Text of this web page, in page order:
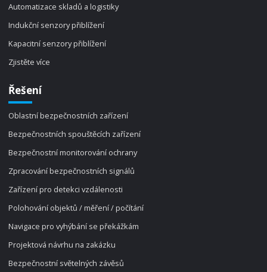
Automatizace skladů a logistiky
Indukční senzory přiblížení
Kapacitní senzory přiblížení
Zjistěte více
Řešení
Oblastní bezpečnostních zařízení
Bezpečnostních spouštěcích zařízení
Bezpečnostní monitorování ochrany
Zpracování bezpečnostních signálů
Zařízení pro detekci vzdálenosti
Polohování objektů / měření / počítání
Navigace pro vyhýbání se překážkám
Projektová návrhu na zakázku
Bezpečnostní světelných závěsů